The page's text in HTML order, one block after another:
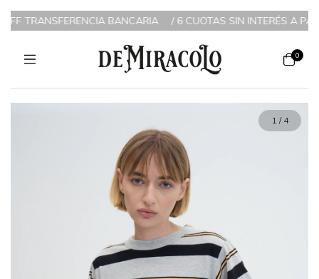
BANCARIA /6 CUOTAS SIN INTERÉS A PARTIR DE $200.000 / 3
0
1 / 4